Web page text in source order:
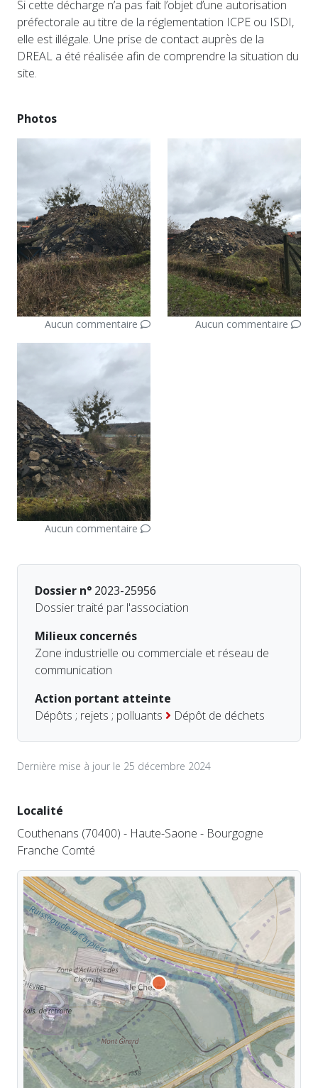
Si cette décharge n’a pas fait l’objet d’une autorisation
préfectorale au titre de la réglementation ICPE ou ISDI,
elle est illégale. Une prise de contact auprès de la
DREAL a été réalisée afin de comprendre la situation du
site.
Photos
Aucun commentaire Aucun commentaire
Aucun commentaire
Dossier n° 2023-25956
Dossier traité par l'association
Milieux concernés
Zone industrielle ou commerciale et réseau de
communication
Action portant atteinte
Dépôts ; rejets ; polluants
Dépôt de déchets
Dernière mise à jour le 25 décembre 2024
Localité
Couthenans (70400) - Haute-Saone - Bourgogne
Franche Comté